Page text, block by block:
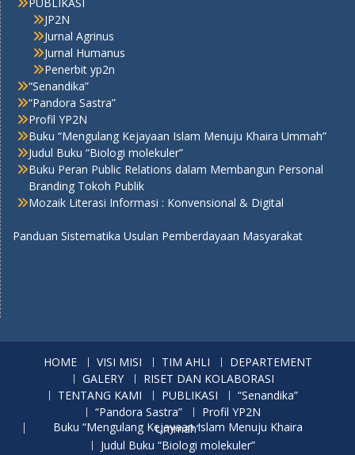
JP2N
Jurnal Agrinus
Jurnal Humanus
Penerbit yp2n
“Senandika”
“Pandora Sastra”
Profil YP2N
Buku “Mengulang Kejayaan Islam Menuju Khaira Ummah”
Judul Buku “Biologi molekuler”
Buku Peran Public Relations dalam Membangun Personal
Branding Tokoh Publik
Mozaik Literasi Informasi : Konvensional & Digital
Panduan Sistematika Usulan Pemberdayaan Masyarakat
HOME VISI MISI TIM AHLI
DEPARTEMENT
GALERY
RISET DAN KOLABORASI
TENTANG KAMI
PUBLIKASI
“Senandika”
“Pandora Sastra”
Profil YP2N
Buku “Mengulang Kejayaan Islam Menuju Khaira Ummah”
Judul Buku “Biologi molekuler”